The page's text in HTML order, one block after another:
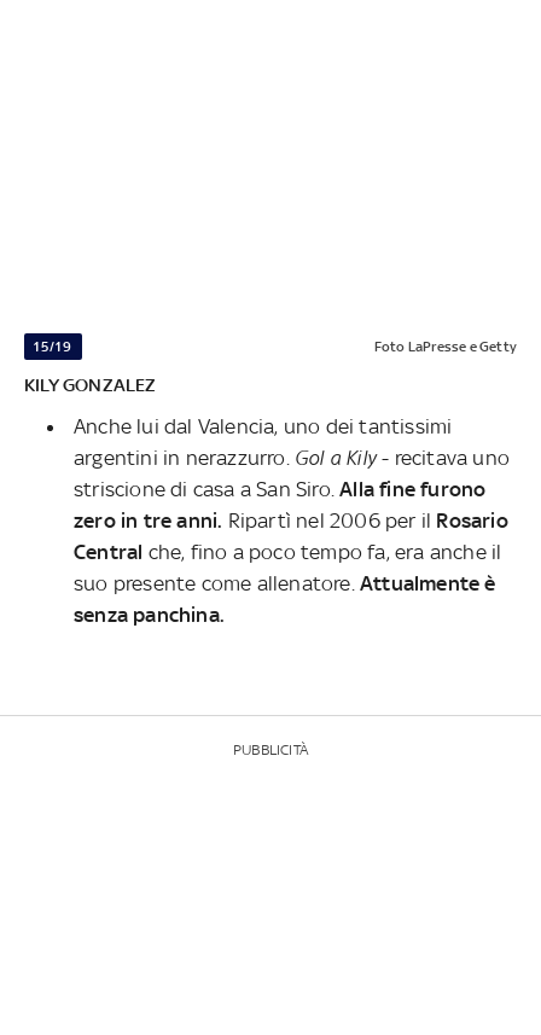
15/19 Foto LaPresse e Getty
KILY GONZALEZ
Anche lui dal Valencia, uno dei tantissimi
argentini in nerazzurro. Gol a Kily- recitava uno
striscione di casa a San Siro.Alla fine furono
zero in tre anni. Ripartì nel 2006 per il Rosario
Central che, fino a poco tempo fa, era anche il
suo presente come allenatore. Attualmente è
senza panchina.
PUBBLICITÀ